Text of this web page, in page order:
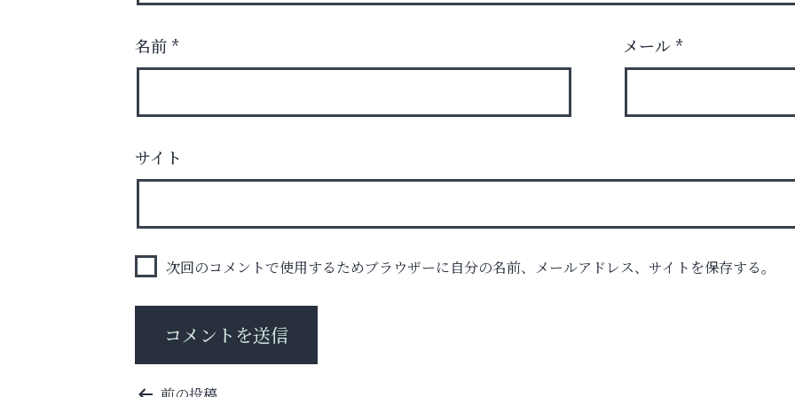
「相続」無料相談会カフェ
芦屋人~あしやびと~
名前 * メール *
サイト
次回のコメントで使用するためブラウザーに自分の名前、メールアドレス、サイトを保存する。